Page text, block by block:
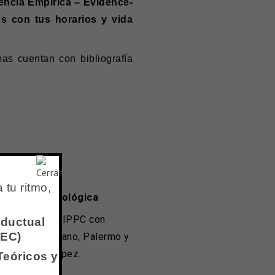
Empírica – Evidence-
con tus horarios y vida
cuentan con bibliografía
Atención psicológica
Asistencial IPPC con
en Belgrano, Palermo y
Vicente López.
tu ritmo,
y